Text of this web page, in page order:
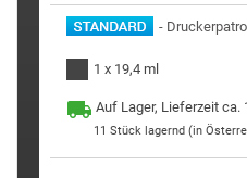
1 x 19,4 ml
Auf Lager, Lieferzeit ca.
11 Stück lagernd (in